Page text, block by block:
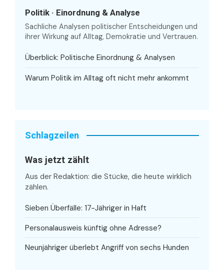
Politik · Einordnung & Analyse
Sachliche Analysen politischer Entscheidungen und
ihrer Wirkung auf Alltag, Demokratie und Vertrauen.
Überblick: Politische Einordnung & Analysen
Warum Politik im Alltag oft nicht mehr ankommt
Schlagzeilen
Was jetzt zählt
Aus der Redaktion: die Stücke, die heute wirklich
zählen.
Sieben Überfälle: 17-Jähriger in Haft
Personalausweis künftig ohne Adresse?
Neunjähriger überlebt Angriff von sechs Hunden